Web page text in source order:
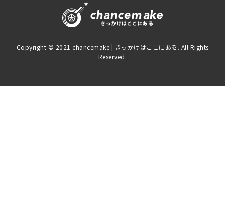
Copyright © 2021 chancemake | きっかけはここにある. All Rights
Reserved.